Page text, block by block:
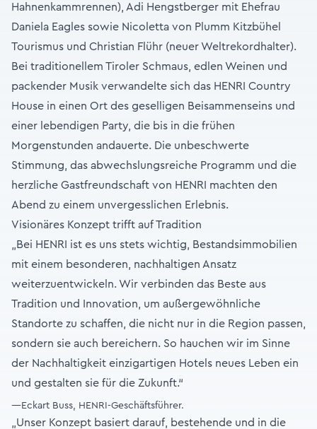
Hahnenkammrennen), Adi Hengstberger mit Ehefrau
Daniela Eagles sowie Nicoletta von Plumm Kitzbühel
Tourismus und Christian Flühr (neuer Weltrekordhalter).
Bei traditionellem Tiroler Schmaus, edlen Weinen und
packender Musik verwandelte sich das HENRI Country
House in einen Ort des geselligen Beisammenseins und
einer lebendigen Party, die bis in die frühen
Morgenstunden andauerte. Die unbeschwerte
Stimmung, das abwechslungsreiche Programm und die
herzliche Gastfreundschaft von HENRI machten den
Abend zu einem unvergesslichen Erlebnis.
Visionäres Konzept trifft auf Tradition
„Bei HENRI ist es uns stets wichtig, Bestandsimmobilien
mit einem besonderen, nachhaltigen Ansatz
weiterzuentwickeln. Wir verbinden das Beste aus
Tradition und Innovation, um außergewöhnliche
Standorte zu schaffen, die nicht nur in die Region passen,
sondern sie auch bereichern. So hauchen wir im Sinne
der Nachhaltigkeit einzigartigen Hotels neues Leben ein
und gestalten sie für die Zukunft.“
—Eckart Buss, HENRI-Geschäftsführer.
„Unser Konzept basiert darauf, bestehende und in die